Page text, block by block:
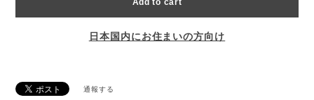
日本国内にお住まいの方向け
通報する